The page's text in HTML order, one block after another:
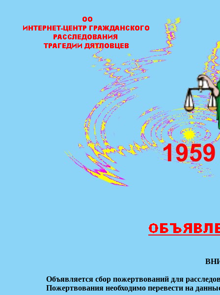
Объявляется сбор пожертвований для
Пожертвования необходимо перевести на